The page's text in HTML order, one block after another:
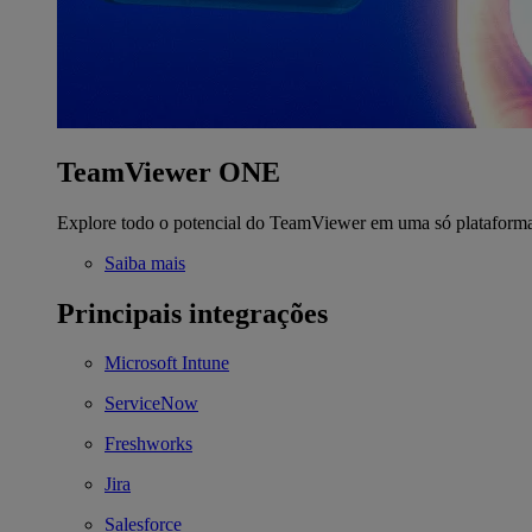
TeamViewer ONE
Explore todo o potencial do TeamViewer em uma só
Saiba mais
Principais integrações
Microsoft Intune
ServiceNow
Freshworks
Jira
Salesforce